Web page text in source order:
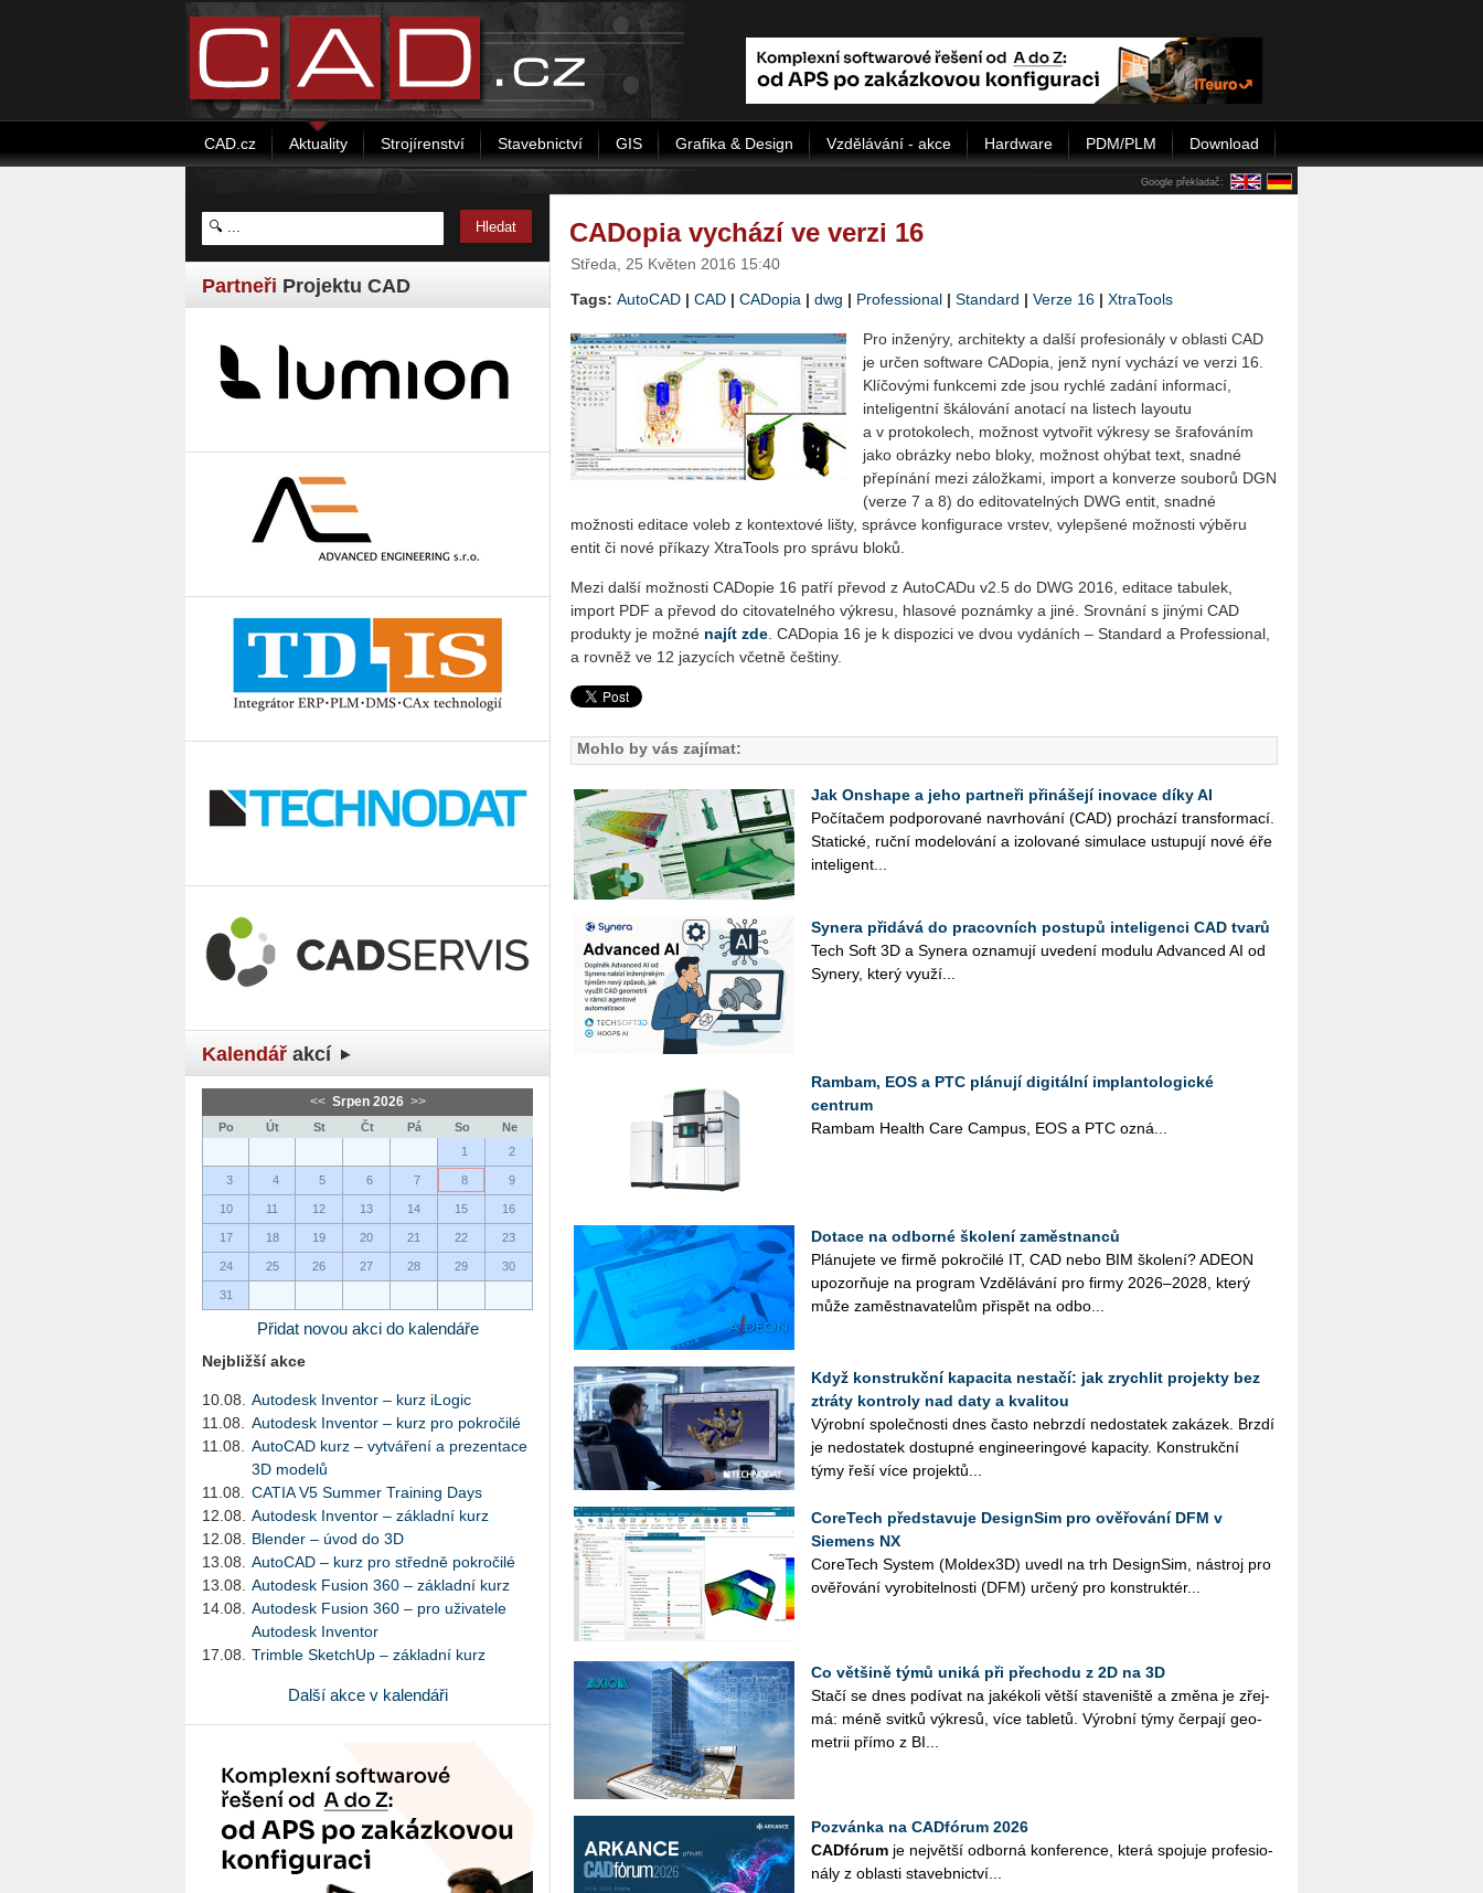
CAD.cz Aktuality Strojírenství Stavebnictví GIS Grafika & Design Vzdělávání - akce Hardware PDM/PLM Download
Google překladač:
Partneři Projektu CAD
Kalendář akcí
<< Srpen 2026 >>
Po Út St Čt Pá So
Ne
1
2
3 4 5 6 7 8 9
10 11 12 13 14 15 16
17 18 19 20 21 22 23
24 25 26 27 28 29 30
31
Přidat novou akci do kalendáře
Nejbližší akce
10.08.
Autodesk Inventor – kurz iLogic
11.08.
Autodesk Inventor – kurz pro pokročilé
11.08.
AutoCAD kurz – vytváření a prezentace
3D modelů
11.08.
CATIA V5 Summer Training Days
12.08.
Autodesk Inventor – základní kurz
12.08.
Blender – úvod do 3D
13.08.
AutoCAD – kurz pro středně pokročilé
13.08.
Autodesk Fusion 360 – základní kurz
14.08.
Autodesk Fusion 360 – pro uživatele
Autodesk Inventor
17.08.
Trimble SketchUp – základní kurz
Další akce v kalendáři
CADopia vychází ve verzi 16
Středa, 25 Květen 2016 15:40
Tags: AutoCAD | CAD | CADopia | dwg | Professional | Standard | Verze 16 | XtraTools
Pro inženýry, architekty a další profesionály v oblasti CAD
je určen software CADopia, jenž nyní vychází ve verzi 16.
Klíčovými funkcemi zde jsou rychlé zadání informací,
inteligentní škálování anotací na listech layoutu
a v protokolech, možnost vytvořit výkresy se šrafováním
jako obrázky nebo bloky, možnost ohýbat text, snadné
přepínání mezi záložkami, import a konverze souborů DGN
(verze 7 a 8) do editovatelných DWG entit, snadné
možnosti editace voleb z kontextové lišty, správce konfigurace vrstev, vylepšené možnosti výběru
entit či nové příkazy XtraTools pro správu bloků.
Mezi další možnosti CADopie 16 patří převod z AutoCADu v2.5 do DWG 2016, editace tabulek,
import PDF a převod do citovatelného výkresu, hlasové poznámky a jiné. Srovnání s jinými CAD
produkty je možné najít zde . CADopia 16 je k dispozici ve dvou vydáních – Standard a Professional,
a rovněž ve 12 jazycích včetně češtiny.
Mohlo by vás zajímat:
Jak Onshape a jeho partneři přinášejí inovace díky AI
Po­čí­ta­čem pod­po­ro­va­né na­vr­ho­vá­ní (CAD) pro­chá­zí trans­for­ma­cí.
Sta­tic­ké, ruční mo­de­lo­vá­ní a izo­lo­va­né si­mu­la­ce ustu­pu­jí nové éře
in­te­li­gent­...
Synera přidává do pracovních postupů inteligenci CAD tvarů
Tech Soft 3D a Sy­ne­ra ozna­mu­jí uve­de­ní mo­du­lu Advan­ced AI od
Sy­ne­ry, který vy­u­ží...
Rambam, EOS a PTC plánují digitální implantologické
centrum
Rambam Health Care Campus, EOS a PTC ozná­...
Dotace na odborné školení zaměstnanců
Plá­nu­je­te ve firmě po­kro­či­lé IT, CAD nebo BIM ško­le­ní? ADEON
upo­zorňuje na pro­gram Vzdě­lá­vá­ní pro firmy 2026–2028, který
může za­měst­na­va­te­lům při­spět na od­bo...
Když konstrukční kapacita nestačí: jak zrychlit projekty bez
ztráty kontroly nad daty a kvalitou
Vý­rob­ní spo­leč­nos­ti dnes často ne­brz­dí ne­do­sta­tek za­ká­zek. Brzdí
je ne­do­sta­tek do­stup­né en­gi­nee­rin­go­vé ka­pa­ci­ty. Kon­strukč­ní
týmy řeší více pro­jek­tů...
CoreTech představuje DesignSim pro ověřování DFM v
Siemens NX
Co­re­Tech Sys­tem (Mol­dex­3D) uvedl na trh De­sign­Sim, ná­stroj pro
ově­řo­vá­ní vy­ro­bi­tel­nos­ti (DFM) ur­če­ný pro kon­struk­té­r...
Co většině týmů uniká při přechodu z 2D na 3D
Stačí se dnes po­dí­vat na ja­ké­ko­li větší sta­ve­niš­tě a změna je zřej­
má: méně svit­ků vý­kre­sů, více table­tů. Vý­rob­ní týmy čer­pa­jí ge­o­
me­t­rii přímo z BI...
Pozvánka na CADfórum 2026
CAD­fó­rum je nej­vět­ší od­bor­ná kon­fe­ren­ce, která spo­ju­je pro­fe­si­o­
ná­ly z ob­las­ti sta­veb­nic­tví...